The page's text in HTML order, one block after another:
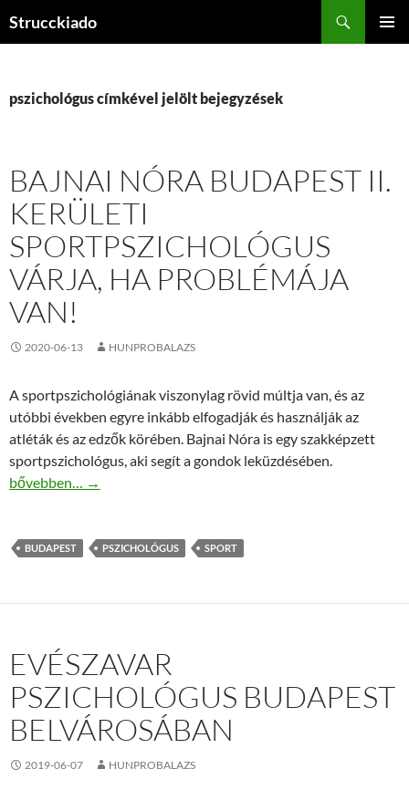
Strucckiado
pszichológus címkével jelölt bejegyzések
BAJNAI NÓRA BUDAPEST II.
KERÜLETI
SPORTPSZICHOLÓGUS
VÁRJA, HA PROBLÉMÁJA
VAN!
2020-06-13 HUNPROBALAZS
A sportpszichológiának viszonylag rövid múltja van, és az
utóbbi években egyre inkább elfogadják és használják az
atléták és az edzők körében. Bajnai Nóra is egy szakképzett
sportpszichológus, aki segít a gondok leküzdésében.
Bajnai Nóra Budapest II. kerületi sportpszichológus várja, ha
bővebben… →
BUDAPEST PSZICHOLÓGUS SPORT
EVÉSZAVAR
PSZICHOLÓGUS BUDAPEST
BELVÁROSÁBAN
2019-06-07 HUNPROBALAZS